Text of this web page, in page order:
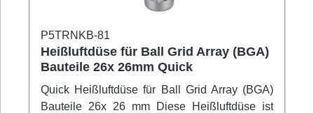
P5TRNKB-81
Heißluftdüse für Ball Grid Array (BGA)
Bauteile 26x 26mm Quick
Quick Heißluftdüse für Ball Grid Array (BGA)
Bauteile 26x 26 mm Diese Heißluftdüse ist